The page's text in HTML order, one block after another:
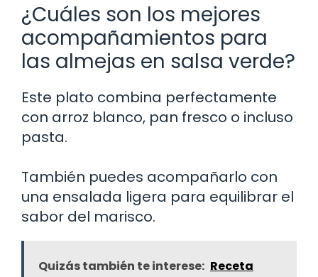
¿Cuáles son los mejores
acompañamientos para
las almejas en salsa verde?
Este plato combina perfectamente
con arroz blanco, pan fresco o incluso
pasta.
También puedes acompañarlo con
una ensalada ligera para equilibrar el
sabor del marisco.
Quizás también te interese: Receta